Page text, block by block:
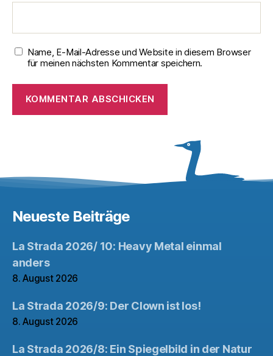
Name, E-Mail-Adresse und Website in diesem Browser
für meinen nächsten Kommentar speichern.
Neueste Beiträge
La Strada 2026/ 10: Heavy Metal einmal
anders
8. August 2026
La Strada 2026/9: Der Clown ist los!
8. August 2026
La Strada 2026/8: Ein Spiegelbild in der Natur